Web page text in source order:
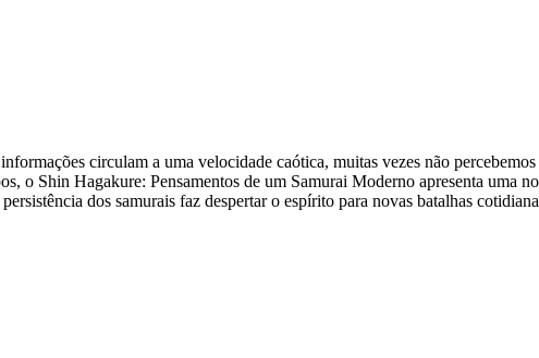
circulam a uma velocidade caótica, muitas vezes não
o Shin Hagakure: Pensamentos de um Samurai Moderno apresenta uma
dos samurais faz despertar o espírito para novas batalhas